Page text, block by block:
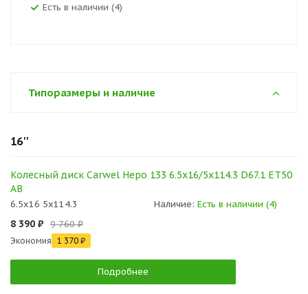
Есть в наличии (4)
Типоразмеры и наличие
16''
Колесный диск Carwel Неро 133 6.5x16/5x114.3 D67.1 ET50
AB
6.5x16 5x114.3 Наличие: Есть в наличии (4)
8 390 ₽ 9 760 ₽
Экономия 1 370 ₽
Подробнее